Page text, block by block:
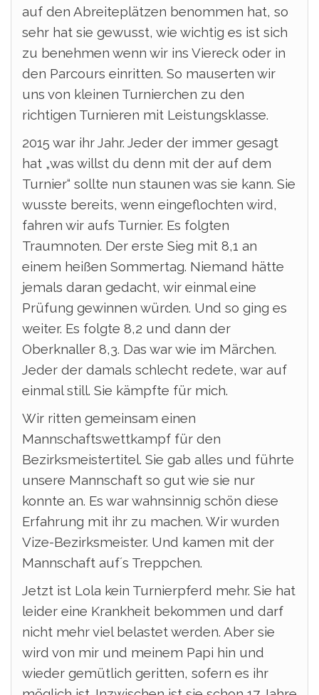
auf den Abreiteplätzen benommen hat, so
sehr hat sie gewusst, wie wichtig es ist sich
zu benehmen wenn wir ins Viereck oder in
den Parcours einritten. So mauserten wir
uns von kleinen Turnierchen zu den
richtigen Turnieren mit Leistungsklasse.
2015 war ihr Jahr. Jeder der immer gesagt
hat „was willst du denn mit der auf dem
Turnier“ sollte nun staunen was sie kann. Sie
wusste bereits, wenn eingeflochten wird,
fahren wir aufs Turnier. Es folgten
Traumnoten. Der erste Sieg mit 8,1 an
einem heißen Sommertag. Niemand hätte
jemals daran gedacht, wir einmal eine
Prüfung gewinnen würden. Und so ging es
weiter. Es folgte 8,2 und dann der
Oberknaller 8,3. Das war wie im Märchen.
Jeder der damals schlecht redete, war auf
einmal still. Sie kämpfte für mich.
Wir ritten gemeinsam einen
Mannschaftswettkampf für den
Bezirksmeistertitel. Sie gab alles und führte
unsere Mannschaft so gut wie sie nur
konnte an. Es war wahnsinnig schön diese
Erfahrung mit ihr zu machen. Wir wurden
Vize-Bezirksmeister. Und kamen mit der
Mannschaft auf´s Treppchen.
Jetzt ist Lola kein Turnierpferd mehr. Sie hat
leider eine Krankheit bekommen und darf
nicht mehr viel belastet werden. Aber sie
wird von mir und meinem Papi hin und
wieder gemütlich geritten, sofern es ihr